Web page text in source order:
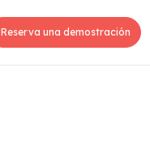
Reserva una demostración